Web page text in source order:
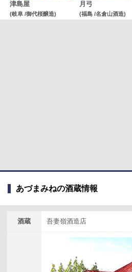
津島屋
(岐阜 /御代桜醸造)
月弓
(福島 /名倉山酒造)
あづまみねの酒蔵情報
酒蔵 吾妻嶺酒造店